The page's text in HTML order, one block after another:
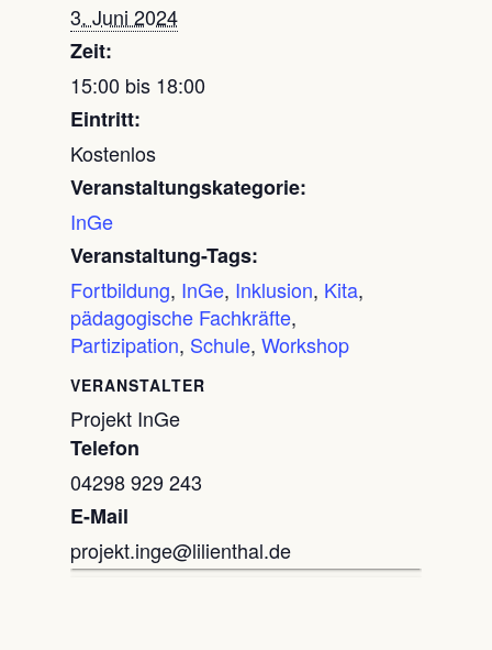
3. Juni 2024
Zeit:
15:00 bis 18:00
Eintritt:
Kostenlos
Veranstaltungskategorie:
InGe
Veranstaltung-Tags:
Fortbildung, InGe, Inklusion, Kita,
pädagogische Fachkräfte,
Partizipation, Schule, Workshop
VERANSTALTER
Projekt InGe
Telefon
04298 929 243
E-Mail
projekt.inge@lilienthal.de